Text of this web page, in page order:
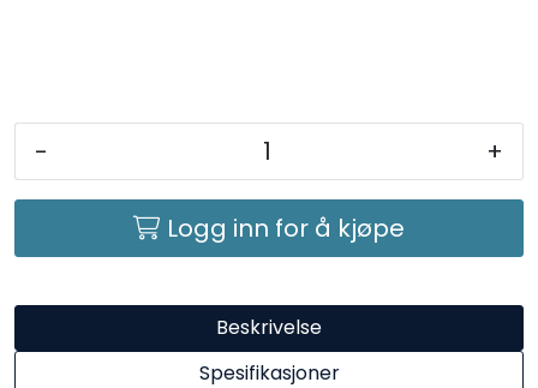
- +
Logg inn for å kjøpe
Beskrivelse
Spesifikasjoner